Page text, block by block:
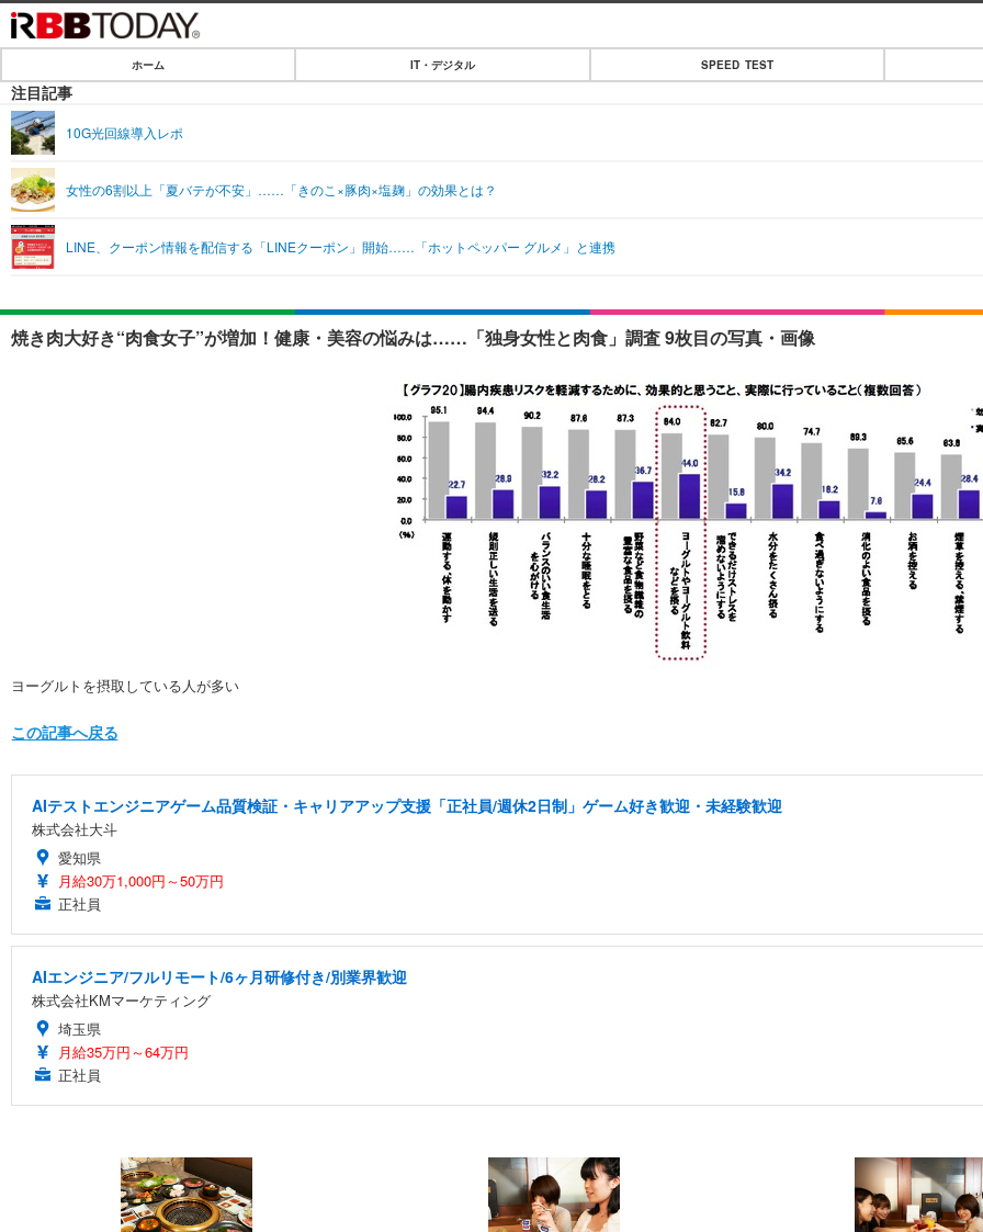
IT・デジタル
ショッピング
SPEED TEST
エンタメ
エンタメTOP
音楽
ショッピング
ライフ
ライフTOP
ペット
リリース一覧
ホーム IT・デジタル SPEED TEST
注目記事
10G光回線導入レポ
女性の6割以上「夏バテが不安」……「きのこ×豚肉×塩麹」の効果とは？
LINE、クーポン情報を配信する「LINEクーポン」開始……「ホットペッパー グルメ」と連携
焼き肉大好き“肉食女子”が増加！健康・美容の悩みは……「独身女性と肉食」調査 9枚目の写真・画像
ヨーグルトを摂取している人が多い
この記事へ戻る
AIテストエンジニアゲーム品質検証・キャリアアップ支援「正社員/週休2日制」ゲーム好き歓迎・未経験歓迎
株式会社大斗
愛知県
月給30万1,000円～50万円
正社員
AIエンジニア/フルリモート/6ヶ月研修付き/別業界歓迎
株式会社KMマーケティング
埼玉県
月給35万円～64万円
正社員